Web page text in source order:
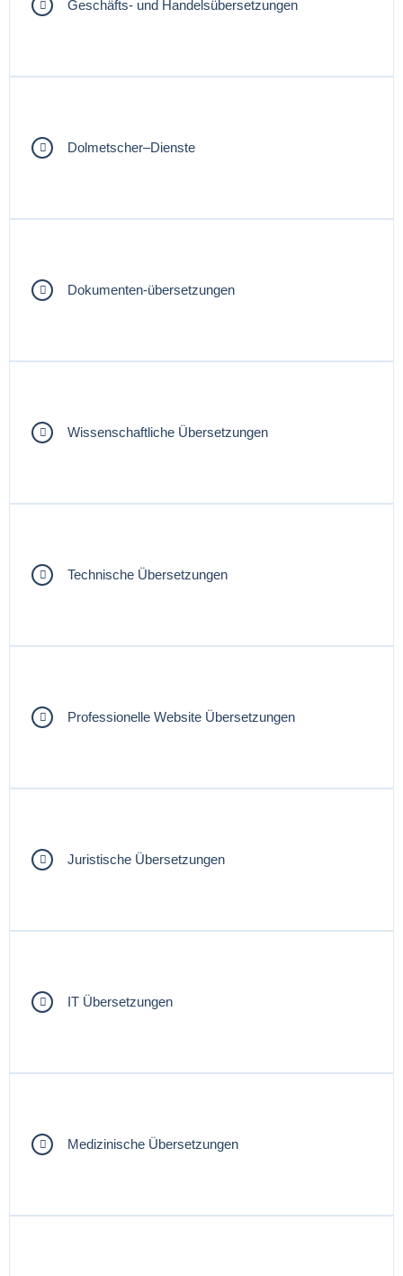
Geschäfts- und Handelsübersetzungen
Dolmetscher–Dienste
Dokumenten-übersetzungen
Wissenschaftliche Übersetzungen
Technische Übersetzungen
Professionelle Website Übersetzungen
Juristische Übersetzungen
IT Übersetzungen
Medizinische Übersetzungen